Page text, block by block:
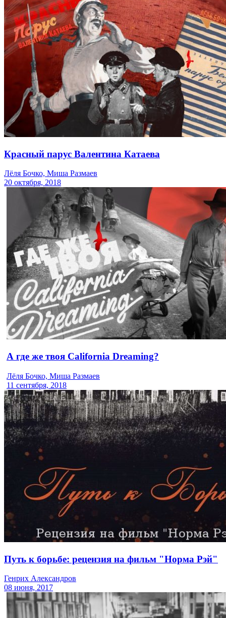
Красный парус Валентина Катаева
Лёля Бочко, Миша Размаев
20 октября, 2018
А где же твоя California Dreaming?
Лёля Бочко, Миша Размаев
11 сентября, 2018
Путь к борьбе: рецензия на фильм "Норма Рэй"
Генрих Александров
08 июня, 2017